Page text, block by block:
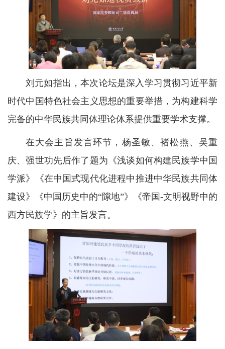
刘元如指出，本次论坛是深入学习贯彻习近平新
时代中国特色社会主义思想的重要举措，为构建科学
完备的中华民族共同体理论体系提供重要学术支撑。
在大会主旨发言环节，杨圣敏、褚松燕、吴重
庆、强世功先后作了题为《浅谈如何构建民族学中国
学派》《在中国式现代化进程中推进中华民族共同体
建设》《中国历史中的“隙地”》《帝国-文明视野中的
西方民族学》的主旨发言。